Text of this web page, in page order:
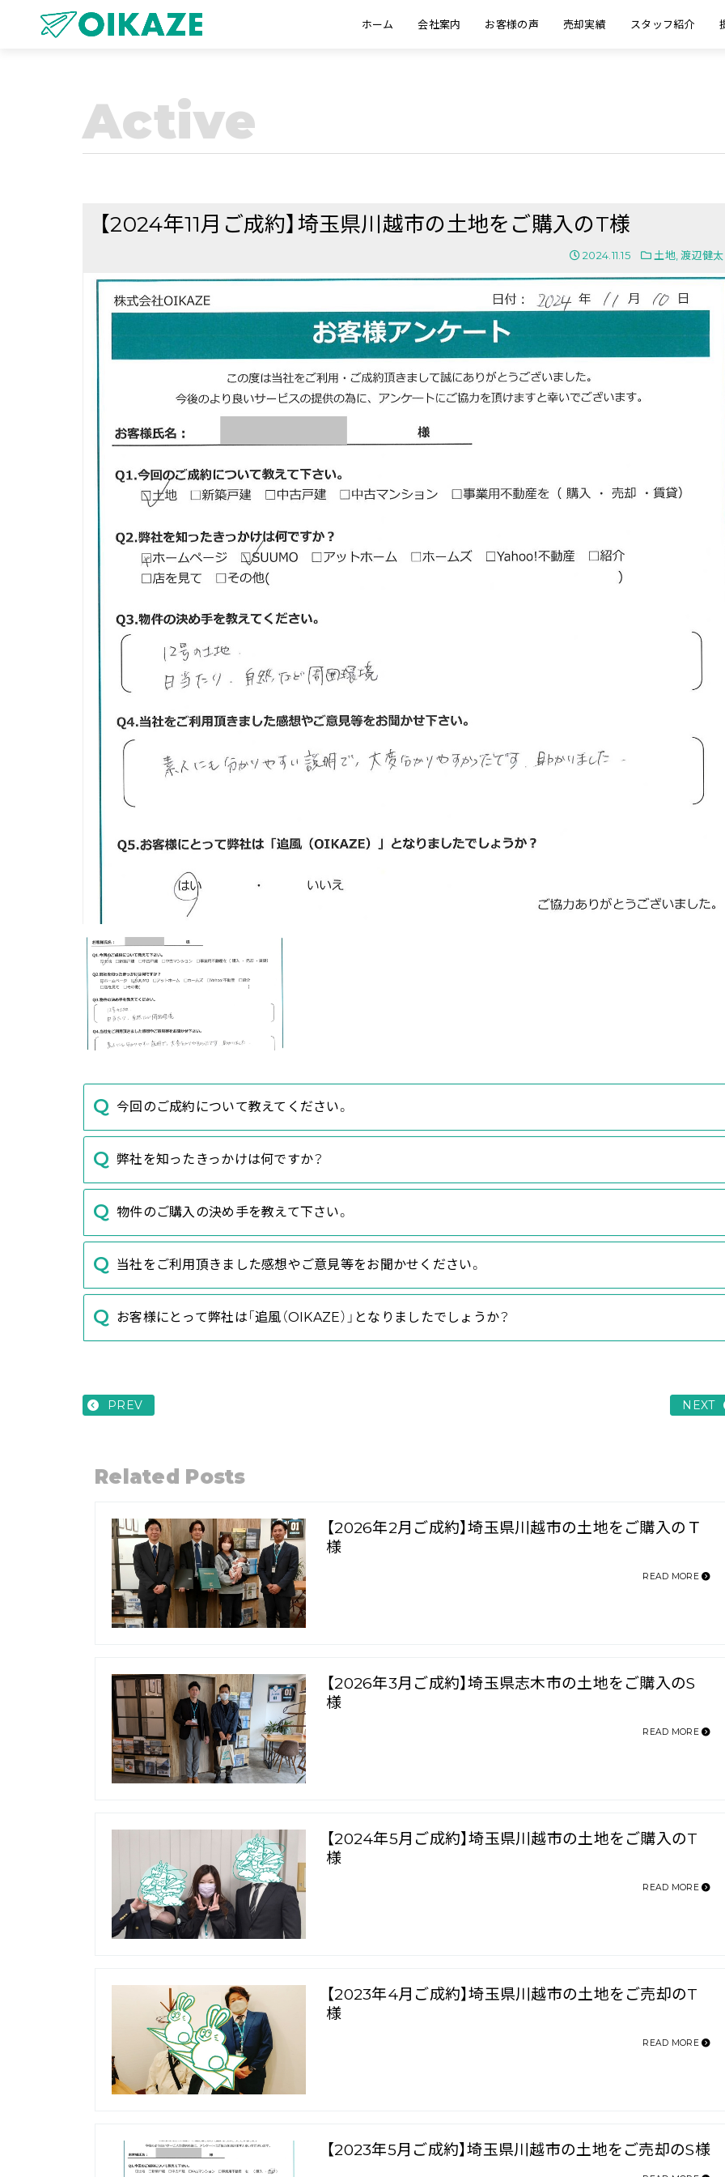
ホーム 会社案内 お客様の声 売却実績 スタッフ紹介
Active
【2024年11月ご成約】埼玉県川越市の土地をご購入のT様
2024.11.15 土地,渡辺健太
今回のご成約について教えてください。
弊社を知ったきっかけは何ですか？
物件のご購入の決め手を教えて下さい。
当社をご利用頂きました感想やご意見等をお聞かせください。
お客様にとって弊社は「追風（OIKAZE）」となりましたでしょうか？
PREV NEXT
Related Posts
【2026年2月ご成約】埼玉県川越市の土地をご購入のＴ
様
READ MORE
【2026年3月ご成約】埼玉県志木市の土地をご購入のS
様
READ MORE
【2024年5月ご成約】埼玉県川越市の土地をご購入のT
様
READ MORE
【2023年4月ご成約】埼玉県川越市の土地をご売却のT
様
READ MORE
【2023年5月ご成約】埼玉県川越市の土地をご売却のS様